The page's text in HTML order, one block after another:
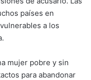
países en
a los
mujer pobre y sin
para abandonar